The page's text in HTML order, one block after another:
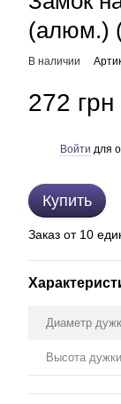
(алюм.)
В наличии
272 грн
Войти для
Купить
Заказ от 10
Диаметр
Высота дужки